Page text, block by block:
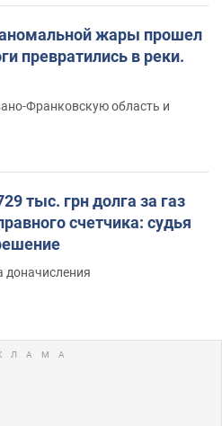
жары прошел
превратились в реки.
Франковскую область и
тыс. грн долга за газ
счетчика: судья
доначисления